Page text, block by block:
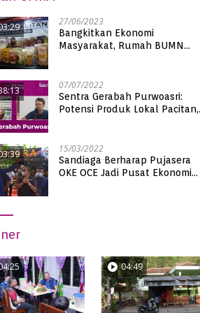
27/06/2023
Bangkitkan Ekonomi
Masyarakat, Rumah BUMN
07/07/2022
Sentra Gerabah Purwoasri:
Potensi Produk Lokal Pacitan,
15/03/2022
Sandiaga Berharap Pujasera
OKE OCE Jadi Pusat Ekonomi
04:49